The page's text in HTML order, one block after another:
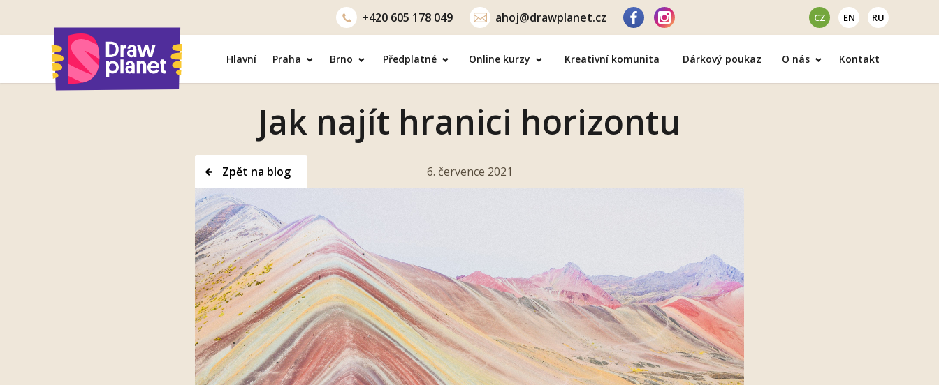
+420 605 178 049 ahoj@drawplanet.cz CZ EN RU
Hlavní Praha Brno Předplatné Online kurzy Kreativní komunita Dárkový poukaz O nás Kontakt
Jak najít hranici horizontu
6. července 2021
Zpět na blog